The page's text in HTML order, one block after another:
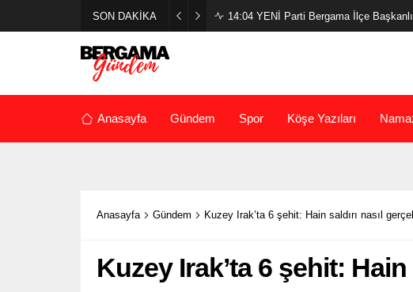
SON DAKİKA 14:04 YENİ Parti Bergama İlçe
Anasayfa Gündem Spor Köşe Yazıları
Anasayfa Gündem Kuzey Irak’ta 6 şehit: Hain saldırı nasıl
Kuzey Irak’ta 6 şehit: